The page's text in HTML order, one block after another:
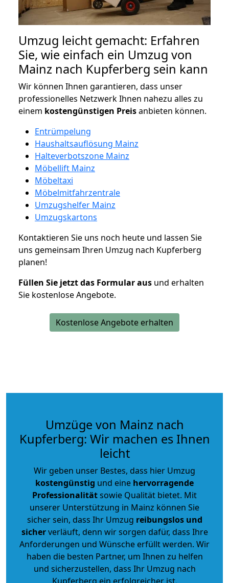
Umzug leicht gemacht: Erfahren
Sie, wie einfach ein Umzug von
Mainz nach Kupferberg sein kann
Wir können Ihnen garantieren, dass unser
professionelles Netzwerk Ihnen nahezu alles zu
einem kostengünstigen Preisanbieten können.
Entrümpelung
Haushaltsauflösung Mainz
Halteverbotszone Mainz
Möbellift Mainz
Möbeltaxi
Möbelmitfahrzentrale
Umzugshelfer Mainz
Umzugskartons
Kontaktieren Sie uns noch heute und lassen Sie
uns gemeinsam Ihren Umzug nach Kupferberg
planen!
Füllen Sie jetzt das Formular aus und erhalten
Sie kostenlose Angebote.
Kostenlose Angebote erhalten
Umzüge von Mainz nach
Kupferberg: Wir machen es Ihnen
leicht
Wir geben unser Bestes, dass hier Umzug
kostengünstig und eine hervorragende
Professionalitätsowie Qualität bietet. Mit
unserer Unterstützung in Mainz können Sie
sicher sein, dass Ihr Umzug reibungslos und
sicherverläuft, denn wir sorgen dafür, dass Ihre
Anforderungen und Wünsche erfüllt werden. Wir
haben die besten Partner, um Ihnen zu helfen
und sicherzustellen, dass Ihr Umzug nach
Kupferberg ein erfolgreicher ist.